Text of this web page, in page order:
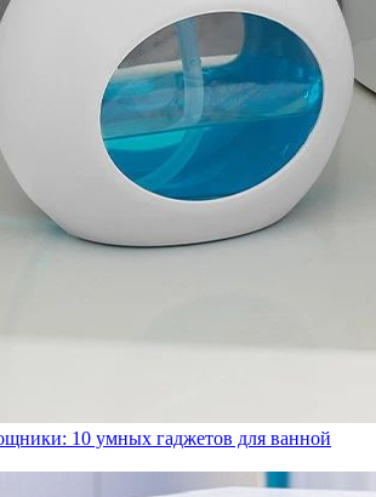
10 умных гаджетов для ванной